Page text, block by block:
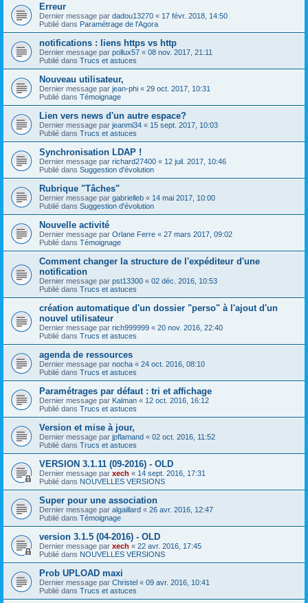
Erreur
Dernier message par dadou13270 « 17 févr. 2018, 14:50
Publié dans Paramétrage de l'Agora
notifications : liens https vs http
Dernier message par pollux57 « 08 nov. 2017, 21:11
Publié dans Trucs et astuces
Nouveau utilisateur,
Dernier message par jean-phi « 29 oct. 2017, 10:31
Publié dans Témoignage
Lien vers news d'un autre espace?
Dernier message par jeanmi34 « 15 sept. 2017, 10:03
Publié dans Trucs et astuces
Synchronisation LDAP !
Dernier message par richard27400 « 12 juil. 2017, 10:46
Publié dans Suggestion d'évolution
Rubrique "Tâches"
Dernier message par gabrielleb « 14 mai 2017, 10:00
Publié dans Suggestion d'évolution
Nouvelle activité
Dernier message par Orlane Ferre « 27 mars 2017, 09:02
Publié dans Témoignage
Comment changer la structure de l'expéditeur d'une
notification
Dernier message par pst13300 « 02 déc. 2016, 10:53
Publié dans Trucs et astuces
création automatique d'un dossier "perso" à l'ajout d'un
nouvel utilisateur
Dernier message par rich999999 « 20 nov. 2016, 22:40
Publié dans Trucs et astuces
agenda de ressources
Dernier message par nocha « 24 oct. 2016, 08:10
Publié dans Trucs et astuces
Paramétrages par défaut : tri et affichage
Dernier message par Kalman « 12 oct. 2016, 16:12
Publié dans Trucs et astuces
Version et mise à jour,
Dernier message par jpflamand « 02 oct. 2016, 11:52
Publié dans Trucs et astuces
VERSION 3.1.11 (09-2016) - OLD
Dernier message par xech « 14 sept. 2016, 17:31
Publié dans NOUVELLES VERSIONS
Super pour une association
Dernier message par algaillard « 26 avr. 2016, 12:47
Publié dans Témoignage
version 3.1.5 (04-2016) - OLD
Dernier message par xech « 22 avr. 2016, 17:45
Publié dans NOUVELLES VERSIONS
Prob UPLOAD maxi
Dernier message par Christel « 09 avr. 2016, 10:41
Publié dans Trucs et astuces